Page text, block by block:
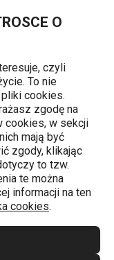
O
czyli
To nie
cookies.
zgodę na
cookies, w sekcji
mają być
zgody, klikając
to tzw.
te można
informacji na ten
cookies.
DELÍCIA